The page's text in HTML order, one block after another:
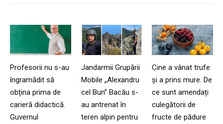
Profesorii nu s-au
îngramădit să
obțina prima de
carieră didactică.
Guvernul
Jandarmii Grupării
Mobile „Alexandru
cel Bun” Bacău s-
au antrenat în
teren alpin pentru
Cine a vânat trufe
și a prins mure. De
ce sunt amendați
culegătorii de
fructe de pădure